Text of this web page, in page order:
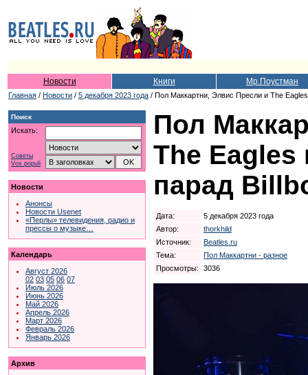
Новости Книги Мр.Поустман
Главная / Новости / 5 декабря 2023 года / Пол Маккартни, Элвис Пресли и The
Поиск
Искать:
Советы
Vox populi
Новости
Анонсы
Новости Usenet
«Перлы» телевидения, радио и
прессы о музыке…
Календарь
Август 2026
02 03 05 06 07
Июль 2026
Июнь 2026
Май 2026
Апрель 2026
Март 2026
Февраль 2026
Январь 2026
Архив
Пол
The Eagles
парад
Дата:
5 декабря 2023 года
Автор:
thorkhild
Источник:
Beatles.ru
Тема:
Пол Маккартни - разное
Просмотры:
3036